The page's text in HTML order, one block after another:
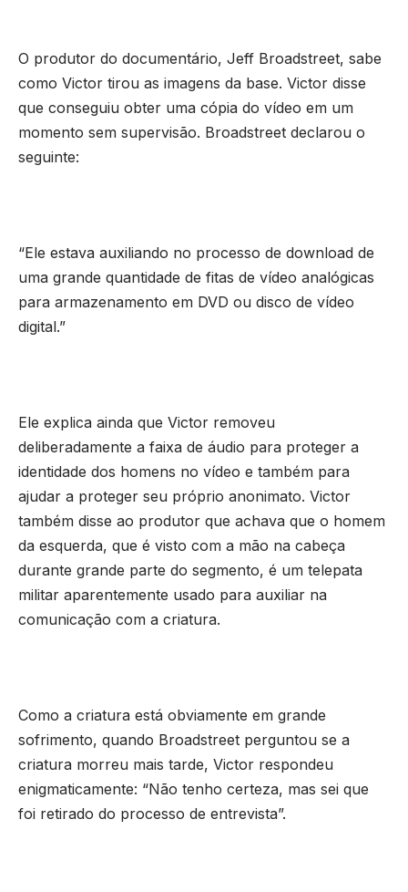
O produtor do documentário, Jeff Broadstreet, sabe
como Victor tirou as imagens da base. Victor disse
que conseguiu obter uma cópia do vídeo em um
momento sem supervisão. Broadstreet declarou o
seguinte:
“Ele estava auxiliando no processo de download de
uma grande quantidade de fitas de vídeo analógicas
para armazenamento em DVD ou disco de vídeo
digital.”
Ele explica ainda que Victor removeu
deliberadamente a faixa de áudio para proteger a
identidade dos homens no vídeo e também para
ajudar a proteger seu próprio anonimato. Victor
também disse ao produtor que achava que o homem
da esquerda, que é visto com a mão na cabeça
durante grande parte do segmento, é um telepata
militar aparentemente usado para auxiliar na
comunicação com a criatura.
Como a criatura está obviamente em grande
sofrimento, quando Broadstreet perguntou se a
criatura morreu mais tarde, Victor respondeu
enigmaticamente: “Não tenho certeza, mas sei que
foi retirado do processo de entrevista”.